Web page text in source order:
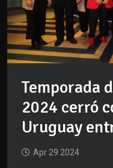
Temporada
2024 cerró
Uruguay
Apr 29 2024